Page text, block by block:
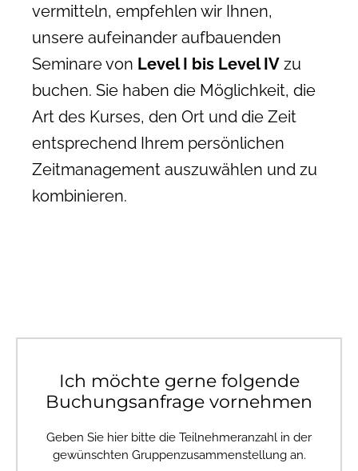
vermitteln, empfehlen wir Ihnen,
unsere aufeinander aufbauenden
Seminare von Level I bis Level IV zu
buchen. Sie haben die Möglichkeit, die
Art des Kurses, den Ort und die Zeit
entsprechend Ihrem persönlichen
Zeitmanagement auszuwählen und zu
kombinieren.
Ich möchte gerne folgende
Buchungsanfrage vornehmen
Geben Sie hier bitte die Teilnehmeranzahl in der
gewünschten Gruppenzusammenstellung an.